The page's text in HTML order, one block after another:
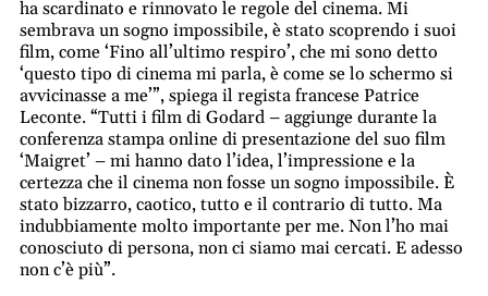
ha scardinato e rinnovato le regole del cinema. Mi
sembrava un sogno impossibile, è stato scoprendo i suoi
film, come ‘Fino all’ultimo respiro’, che mi sono detto
‘questo tipo di cinema mi parla, è come se lo schermo si
avvicinasse a me’”, spiega il regista francese Patrice
Leconte. “Tutti i film di Godard – aggiunge durante la
conferenza stampa online di presentazione del suo film
‘Maigret’ – mi hanno dato l’idea, l’impressione e la
certezza che il cinema non fosse un sogno impossibile. È
stato bizzarro, caotico, tutto e il contrario di tutto. Ma
indubbiamente molto importante per me. Non l’ho mai
conosciuto di persona, non ci siamo mai cercati. E adesso
non c’è più”.